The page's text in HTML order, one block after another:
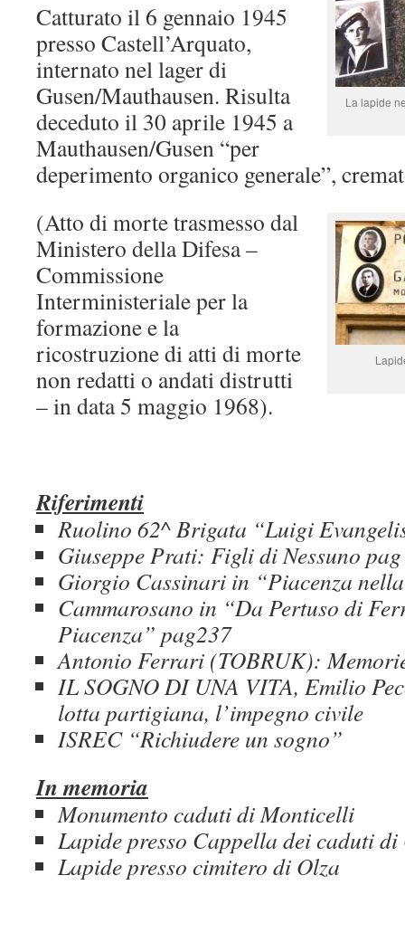
La lapide
Catturato il 6 gennaio 1945
presso Castell’Arquato,
internato nel lager di
Gusen/Mauthausen. Risulta
deceduto il 30 aprile 1945 a
Mauthausen/Gusen “per
deperimento organico generale”,
(Atto di morte trasmesso dal
Ministero della Difesa –
Commissione
Interministeriale per la
formazione e la
ricostruzione di atti di morte
non redatti o andati distrutti
– in data 5 maggio 1968).
Riferimenti
Ruolino 62^ Brigata “Luigi
Giuseppe Prati: Figli di Nessuno
Giorgio Cassinari in “Piacenza
Cammarosano in “Da Pertuso di
Piacenza” pag237
Antonio Ferrari (TOBRUK):
IL SOGNO DI UNA VITA, Emilio
lotta partigiana, l’impegno civile
ISREC “Richiudere un sogno”
In memoria
Monumento caduti di Monticelli
Lapide presso Cappella dei caduti di
Lapide presso cimitero di Olza